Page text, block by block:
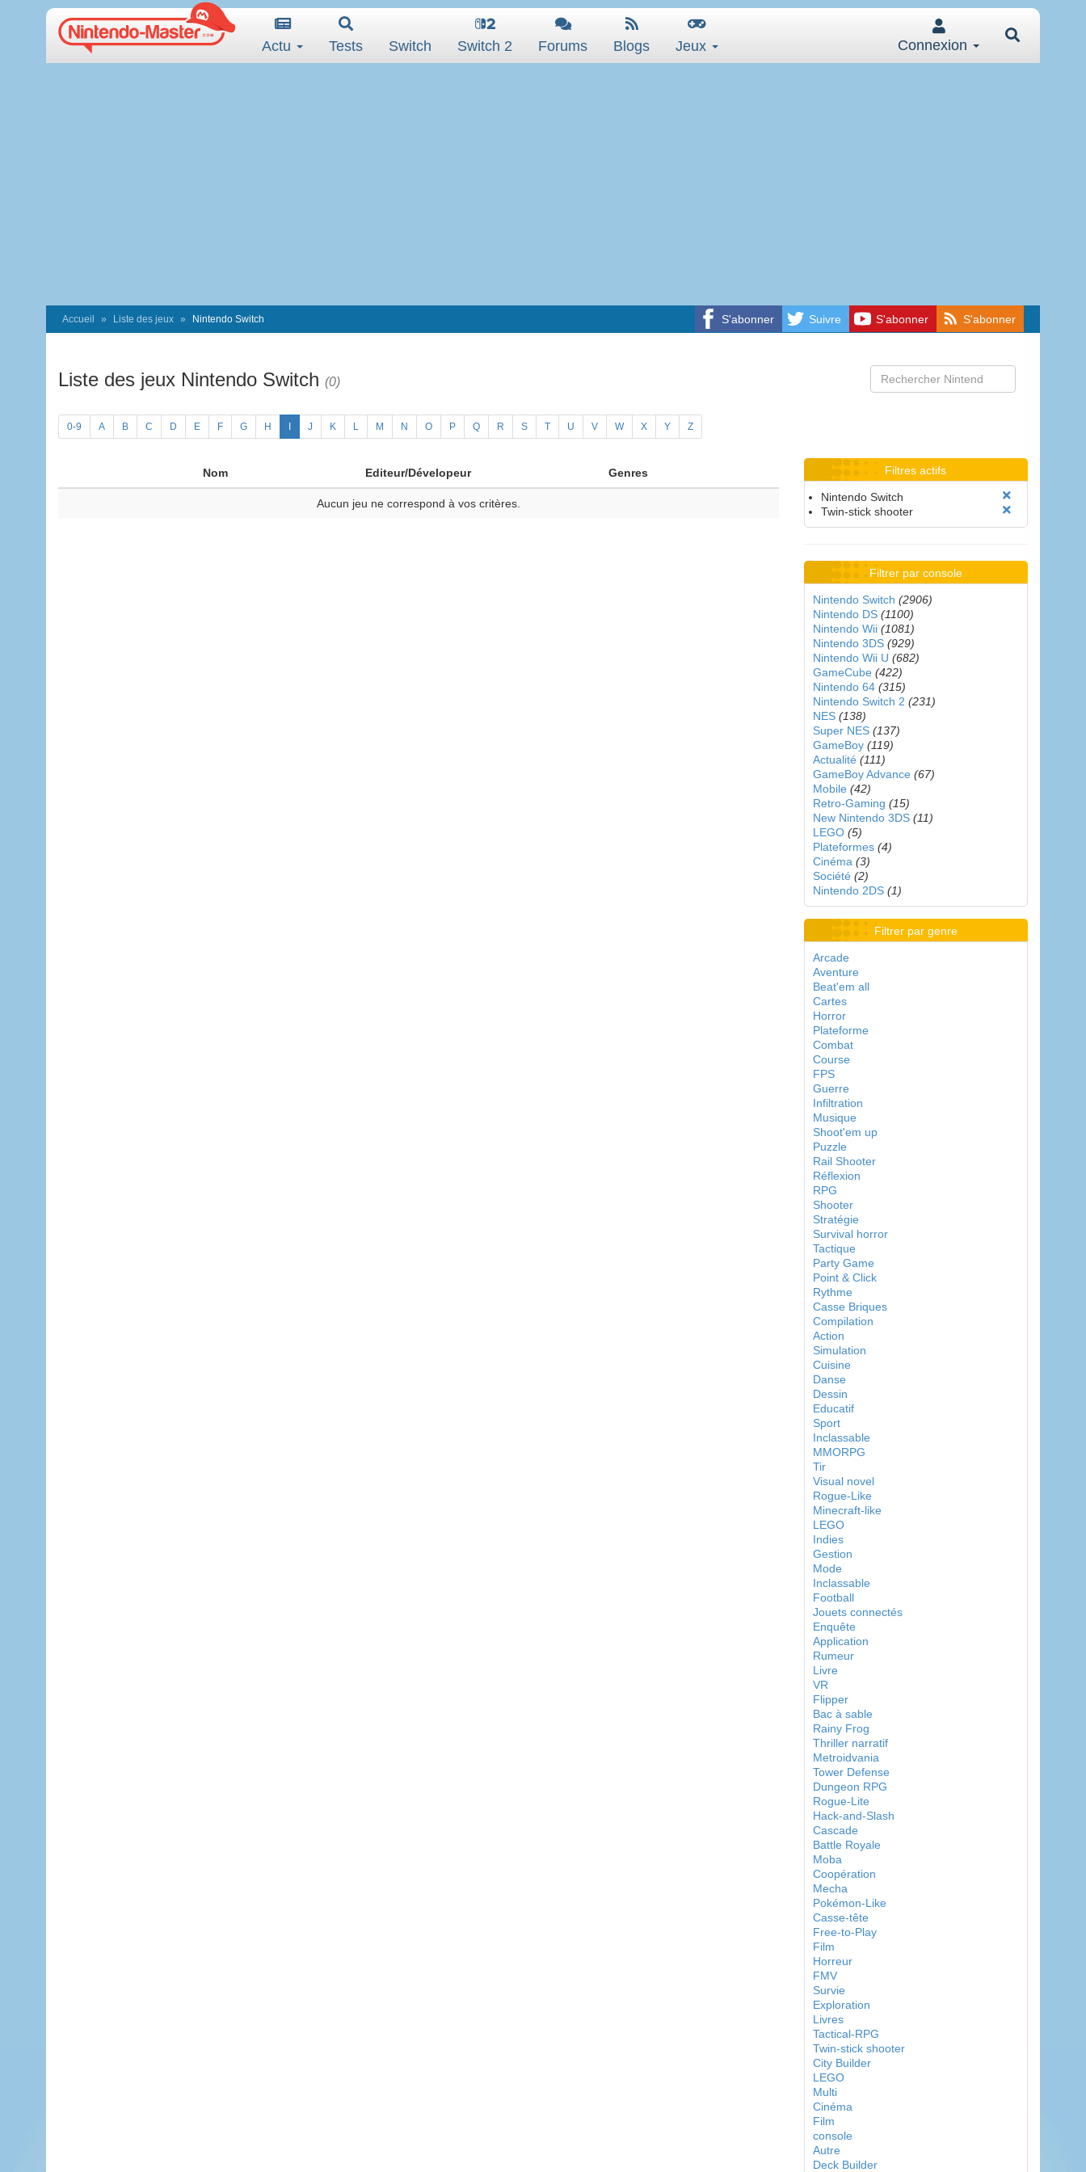
Actu Tests Switch Switch 2 Forums Blogs Jeux Connexion
S'abonner Suivre S'abonner S'abonner
Accueil Liste des jeux Nintendo Switch
Liste des jeux Nintendo Switch (0)
0-9 A B C D E F G H J K L M N O P Q R S T U V W X Y Z
Nom Editeur/Dévelopeur Genres
Aucun jeu ne correspond à vos critères.
Filtres actifs
Nintendo Switch
Twin-stick shooter
Filtrer par console
Nintendo Switch (2906)
Nintendo DS (1100)
Nintendo Wii (1081)
Nintendo 3DS (929)
Nintendo Wii U (682)
GameCube (422)
Nintendo 64 (315)
Nintendo Switch 2 (231)
NES (138)
Super NES (137)
GameBoy (119)
Actualité (111)
GameBoy Advance (67)
Mobile (42)
Retro-Gaming (15)
New Nintendo 3DS (11)
LEGO (5)
Plateformes (4)
Cinéma (3)
Société (2)
Nintendo 2DS (1)
Filtrer par genre
Arcade
Aventure
Beat'em all
Cartes
Horror
Plateforme
Combat
Course
FPS
Guerre
Infiltration
Musique
Shoot'em up
Puzzle
Rail Shooter
Réflexion
RPG
Shooter
Stratégie
Survival horror
Tactique
Party Game
Point & Click
Rythme
Casse Briques
Compilation
Action
Simulation
Cuisine
Danse
Dessin
Educatif
Sport
Inclassable
MMORPG
Tir
Visual novel
Rogue-Like
Minecraft-like
LEGO
Indies
Gestion
Mode
Inclassable
Football
Jouets connectés
Enquête
Application
Rumeur
Livre
VR
Flipper
Bac à sable
Rainy Frog
Thriller narratif
Metroidvania
Tower Defense
Dungeon RPG
Rogue-Lite
Hack-and-Slash
Cascade
Battle Royale
Moba
Coopération
Mecha
Pokémon-Like
Casse-tête
Free-to-Play
Film
Horreur
FMV
Survie
Exploration
Livres
Tactical-RPG
Twin-stick shooter
City Builder
LEGO
Multi
Cinéma
Film
console
Autre
Deck Builder